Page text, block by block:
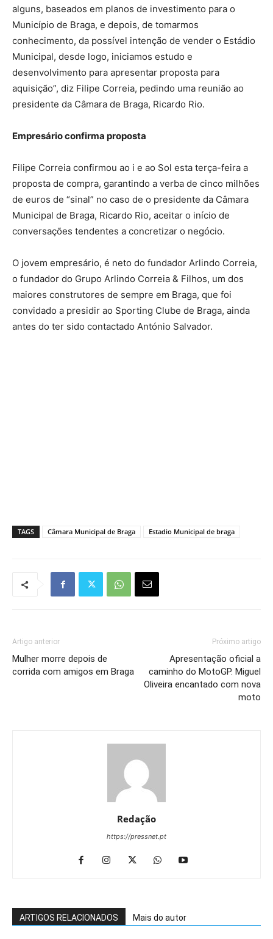
alguns, baseados em planos de investimento para o
Município de Braga, e depois, de tomarmos
conhecimento, da possível intenção de vender o Estádio
Municipal, desde logo, iniciamos estudo e
desenvolvimento para apresentar proposta para
aquisição”, diz Filipe Correia, pedindo uma reunião ao
presidente da Câmara de Braga, Ricardo Rio.
Empresário confirma proposta
Filipe Correia confirmou ao i e ao Sol esta terça-feira a
proposta de compra, garantindo a verba de cinco milhões
de euros de “sinal” no caso de o presidente da Câmara
Municipal de Braga, Ricardo Rio, aceitar o início de
conversações tendentes a concretizar o negócio.
O jovem empresário, é neto do fundador Arlindo Correia,
o fundador do Grupo Arlindo Correia & Filhos, um dos
maiores construtores de sempre em Braga, que foi
convidado a presidir ao Sporting Clube de Braga, ainda
antes do ter sido contactado António Salvador.
TAGS Câmara Municipal de Braga Estadio Municipal de braga
Artigo anterior
Mulher morre depois de
corrida com amigos em Braga
Próximo artigo
Apresentação oficial a
caminho do MotoGP. Miguel
Oliveira encantado com nova
moto
Redação
https://pressnet.pt
ARTIGOS RELACIONADOS Mais do autor